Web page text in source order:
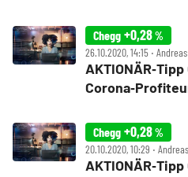
Chegg +0,28%
26.10.2020, 14:15 ‧
Chegg +0,28%
20.10.2020, 10:29 ‧